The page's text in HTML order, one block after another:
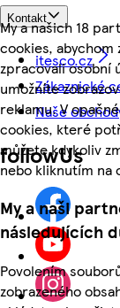
My a našich 18
cookies, abychom
zpracovali osobní
umožníte
reklamu. V
cookies, které
můžete kdykoliv
nebo kliknutím na
My a naši
následujících
Povolením
zobrazeného
Kontakt
itesco.cz
Zákaznické
Naše
followUs